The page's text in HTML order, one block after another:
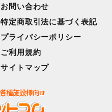
お問い合わせ
特定商取引法に基づく表記
プライバシーポリシー
ご利用規約
サイトマップ